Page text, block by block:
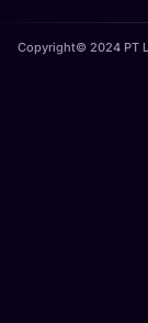
Copyright© 2024 PT